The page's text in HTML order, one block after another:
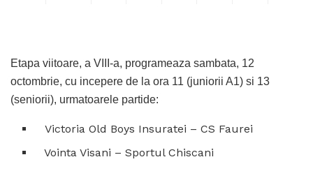
Etapa viitoare, a VIII-a, programeaza sambata, 12
octombrie, cu incepere de la ora 11 (juniorii A1) si 13
(seniorii), urmatoarele partide:
Victoria Old Boys Insuratei – CS Faurei
Vointa Visani – Sportul Chiscani